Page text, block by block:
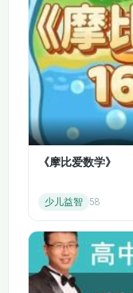
评估程序、信
以及项目组内
论
第七章 第四节
被审计单位内
体系各要素（
第七章 第四节
被审计单位内
和评估重大错
（2）
会计要素和会计等式
会计要素：分为资产
大要素。资产是企业
者控制的、预期会给
的交易或者事项形成
务等。
会计等式：资产 = 负
映了企业在某一特定
营成果的等式，反映
复式记账法：是对每
记账法，遵循 “有借
会计分录编制：根据
定应借应贷的方向和
《摩比爱数学》
少儿益智 58